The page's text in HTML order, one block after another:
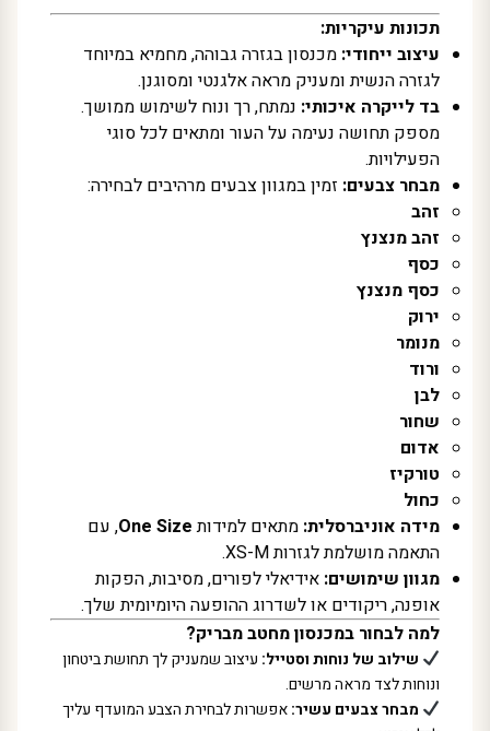
תכונות עיקריות:
עיצוב ייחודי: מכנסון בגזרה גבוהה, מחמיא במיוחד
לגזרה הנשית ומעניק מראה אלגנטי ומסוגנן.
בד לייקרה איכותי: נמתח, רך ונוח לשימוש ממושך.
מספק תחושה נעימה על העור ומתאים לכל סוגי
הפעילויות.
מבחר צבעים: זמין במגוון צבעים מרהיבים לבחירה:
זהב
זהב מנצנץ
כסף
כסף מנצנץ
ירוק
מנומר
ורוד
לבן
שחור
אדום
טורקיז
כחול
מידה אוניברסלית: מתאים למידותOne Size, עם
התאמה מושלמת לגזרות XS-M.
מגוון שימושים: אידיאלי לפורים, מסיבות, הפקות
אופנה, ריקודים או לשדרוג ההופעה היומיומית שלך.
למה לבחור במכנסון מחטב מבריק?
שילוב של נוחות וסטייל: עיצוב שמעניק לך תחושת ביטחון
ונוחות לצד מראה מרשים.
מבחר צבעים עשיר:אפשרות לבחירת הצבע המועדף עליך